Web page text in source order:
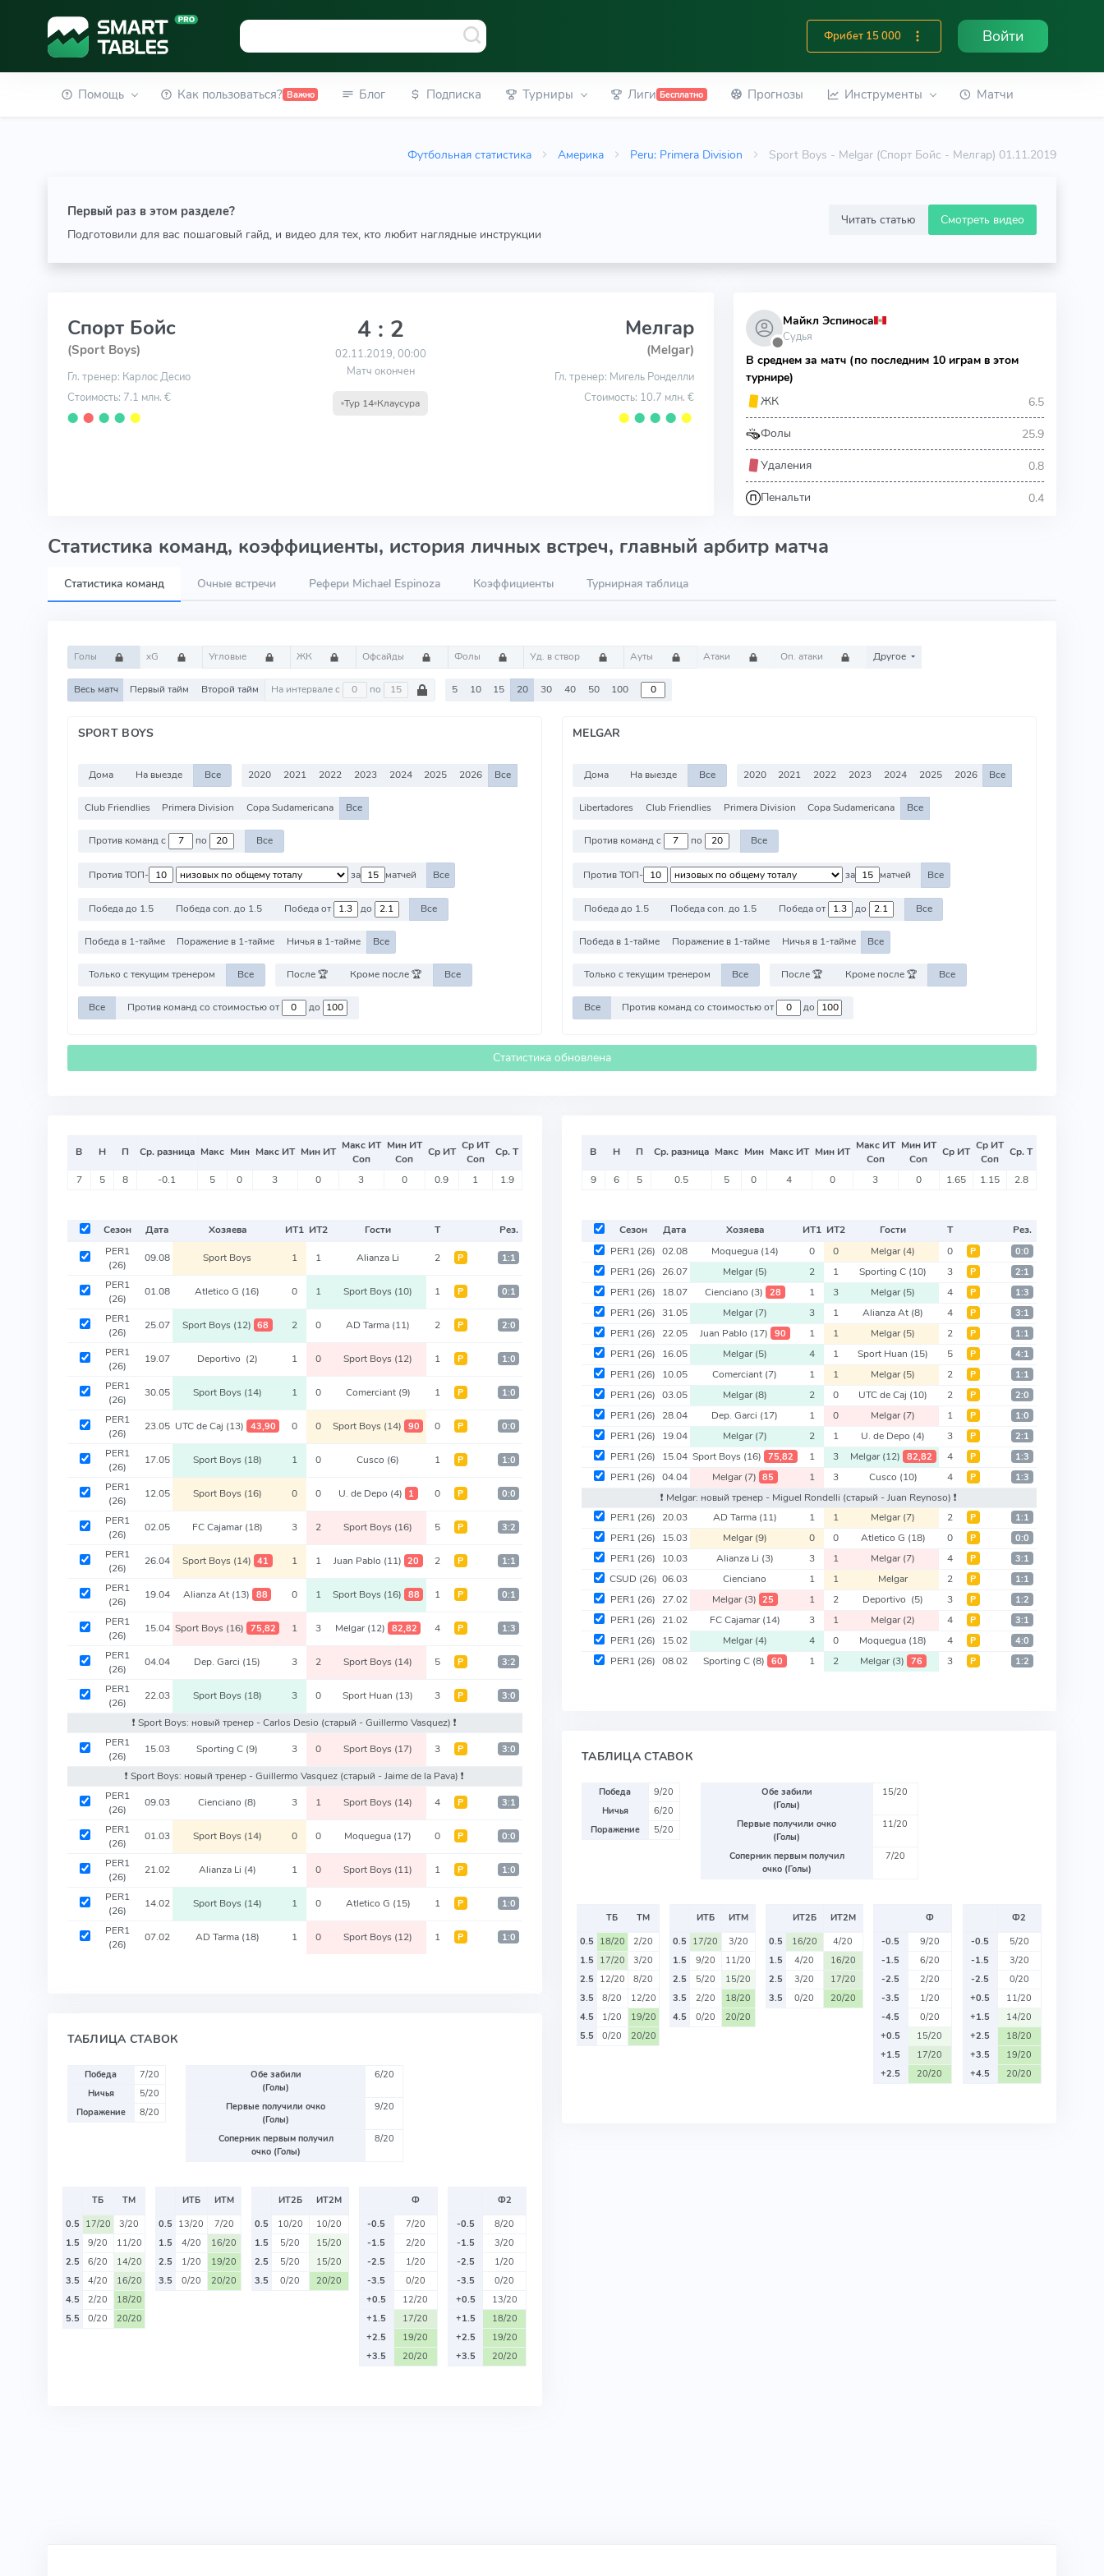
Фрибет 15 000 Войти
Помощь Как пользоваться? Важно Блог Подписка Турниры Лиги Бесплатно Прогнозы Инструменты Матчи
Футбольная статистика Америка Peru: Primera Division Sport Boys - Melgar (Спорт Бойс - Мелгар) 01.11.2019
Первый раз в этом разделе?
Подготовили для вас пошаговый гайд, и видео для тех, кто любит наглядные инструкции
Читать статью Смотреть видео
Спорт Бойс
(Sport Boys)
Гл. тренер: Карлос Десио
Стоимость: 7.1 млн. €
⬤ ⬤ ⬤ ⬤ ⬤
4 : 2
02.11.2019, 00:00
Матч окончен
Тур 14 Клаусура
Мелгар
(Melgar)
Гл. тренер: Мигель Ронделли
Стоимость: 10.7 млн. €
⬤ ⬤ ⬤ ⬤ ⬤
⬤
Майкл Эспиноса
Судья
В среднем за матч (по последним 10 играм в этом
турнире)
ЖК
6.5
Фолы 25.9
Удаления 0.8
Пенальти 0.4
Статистика команд, коэффициенты, история личных встреч, главный арбитр матча
Статистика команд Очные встречи Рефери Michael Espinoza Коэффициенты Турнирная таблица
Голы xG Угловые ЖК Офсайды Фолы Уд. в створ Ауты Атаки Оп. атаки Другое
Весь матч Первый тайм Второй тайм На интервале с по 5 10 15 20 30 40 50 100
SPORT BOYS
Дома На выезде Все 2020 2021 2022 2023 2024 2025 2026 Все
Club Friendlies Primera Division Copa Sudamericana Все
Против команд с по Все
Против ТОП- за матчей Все
Победа до 1.5 Победа соп. до 1.5 Победа от до Все
Победа в 1-тайме Поражение в 1-тайме Ничья в 1-тайме Все
Только с текущим тренером Все После 🏆 Кроме после 🏆 Все
Все Против команд со стоимостью от до
MELGAR
Дома На выезде Все 2020 2021 2022 2023 2024 2025 2026 Все
Libertadores Club Friendlies Primera Division Copa Sudamericana Все
Против команд с по Все
Против ТОП- за матчей Все
Победа до 1.5 Победа соп. до 1.5 Победа от до Все
Победа в 1-тайме Поражение в 1-тайме Ничья в 1-тайме Все
Только с текущим тренером Все После 🏆 Кроме после 🏆 Все
Все Против команд со стоимостью от до
Статистика обновлена
В Н П Ср. разница Макс Мин Макс ИТ Мин ИТ Макс ИТ
Соп
Мин ИТ
Соп
Ср ИТ Ср ИТ
Соп
Ср. Т
7 5 8 -0.1 5 0 3 0 3 0 0.9 1 1.9
Сезон Дата Хозяева ИТ1 ИТ2 Гости Т
Рез.
PER1
(26)
09.08 Sport Boys 1 1 Alianza Li 2 Р 1:1
PER1
(26)
01.08 Atletico G (16) 0 1 Sport Boys (10) 1 Р 0:1
PER1
(26)
25.07 Sport Boys (12) 68 2 0 AD Tarma (11) 2 Р 2:0
PER1
(26)
19.07 Deportivo (2) 1 0 Sport Boys (12) 1 Р 1:0
PER1
(26)
30.05 Sport Boys (14) 1 0 Comerciant (9) 1 Р 1:0
PER1
(26)
23.05 UTC de Caj (13) 43,90 0 0 Sport Boys (14) 90 0 Р 0:0
PER1
(26)
17.05 Sport Boys (18) 1 0 Cusco (6) 1 Р 1:0
PER1
(26)
12.05 Sport Boys (16) 0 0 U. de Depo (4) 1 0 Р 0:0
PER1
(26)
02.05 FC Cajamar(18) 3 2 Sport Boys (16) 5 Р 3:2
PER1
(26)
26.04 Sport Boys (14) 41 1 1 Juan Pablo (11) 20 2 Р 1:1
PER1
(26)
19.04 Alianza At (13) 88 0 1 Sport Boys (16) 88 1 Р 0:1
PER1
(26)
15.04 Sport Boys (16) 75,82 1 3 Melgar(12) 82,82 4 Р 1:3
PER1
(26)
04.04 Dep. Garci (15) 3 2 Sport Boys (14) 5 Р 3:2
PER1
(26)
22.03 Sport Boys (18) 3 0 Sport Huan (13) 3 Р 3:0
❗️ Sport Boys: новый тренер - Carlos Desio (старый - Guillermo Vasquez) ❗️
PER1
(26)
15.03 Sporting C (9) 3 0 Sport Boys (17) 3 Р 3:0
❗️ Sport Boys: новый тренер - Guillermo Vasquez (старый - Jaime de la Pava) ❗️
PER1
(26)
09.03 Cienciano (8) 3 1 Sport Boys (14) 4 Р 3:1
PER1
(26)
01.03 Sport Boys (14) 0 0 Moquegua (17) 0 Р 0:0
PER1
(26)
21.02 Alianza Li (4) 1 0 Sport Boys (11) 1 Р 1:0
PER1
(26)
14.02 Sport Boys (14) 1 0 Atletico G (15) 1 Р 1:0
PER1
(26)
07.02 AD Tarma (18) 1 0 Sport Boys (12) 1 Р 1:0
ТАБЛИЦА СТАВОК
Победа
7/20
Ничья
5/20
Поражение
8/20
Обе забили
(Голы)
6/20
Первые получили очко
(Голы)
9/20
Соперник первым получил
очко (Голы)
8/20
ТБ
ТМ
0.5 17/20
3/20
1.5
9/20
11/20
2.5
6/20
14/20
3.5
4/20
16/20
4.5
2/20
18/20
5.5
0/20 20/20
ИТБ
ИТМ
0.5 13/20
7/20
1.5
4/20
16/20
2.5
1/20
19/20
3.5
0/20 20/20
ИТ2Б
ИТ2М
0.5
10/20
10/20
1.5
5/20
15/20
2.5
5/20
15/20
3.5
0/20 20/20
Ф
-0.5
7/20
-1.5
2/20
-2.5
1/20
-3.5
0/20
+0.5
12/20
+1.5
17/20
+2.5
19/20
+3.5
20/20
Ф2
-0.5
8/20
-1.5
3/20
-2.5
1/20
-3.5
0/20
+0.5
13/20
+1.5
18/20
+2.5
19/20
+3.5
20/20
В Н П Ср. разница Макс Мин Макс ИТ Мин ИТ Макс ИТ
Соп
Мин ИТ
Соп
Ср ИТ Ср ИТ
Соп
Ср. Т
9 6 5 0.5 5 0 4 0 3 0 1.65 1.15 2.8
Сезон Дата Хозяева ИТ1 ИТ2 Гости Т
Рез.
PER1 (26) 02.08 Moquegua (14) 0 0 Melgar(4) 0 Р 0:0
PER1 (26) 26.07 Melgar(5) 2 1 Sporting C (10) 3 Р 2:1
PER1 (26) 18.07 Cienciano (3) 28 1 3 Melgar(5) 4 Р 1:3
PER1 (26) 31.05 Melgar(7) 3 1 Alianza At (8) 4 Р 3:1
PER1 (26) 22.05 Juan Pablo (17) 90 1 1 Melgar(5) 2 Р 1:1
PER1 (26) 16.05 Melgar(5) 4 1 Sport Huan (15) 5 Р 4:1
PER1 (26) 10.05 Comerciant (7) 1 1 Melgar(5) 2 Р 1:1
PER1 (26) 03.05 Melgar(8) 2 0 UTC de Caj (10) 2 Р 2:0
PER1 (26) 28.04 Dep. Garci (17) 1 0 Melgar(7) 1 Р 1:0
PER1 (26) 19.04 Melgar(7) 2 1 U. de Depo (4) 3 Р 2:1
PER1 (26) 15.04 Sport Boys (16) 75,82 1 3 Melgar(12) 82,82 4 Р 1:3
PER1 (26) 04.04 Melgar(7) 85 1 3 Cusco (10) 4 Р 1:3
❗️ Melgar: новый тренер - Miguel Rondelli (старый - Juan Reynoso) ❗️
PER1 (26) 20.03 AD Tarma (11) 1 1 Melgar(7) 2 Р 1:1
PER1 (26) 15.03 Melgar(9) 0 0 Atletico G (18) 0 Р 0:0
PER1 (26) 10.03 Alianza Li (3) 3 1 Melgar(7) 4 Р 3:1
CSUD (26) 06.03 Cienciano 1 1 Melgar 2 Р 1:1
PER1 (26) 27.02 Melgar(3) 25 1 2 Deportivo (5) 3 Р 1:2
PER1 (26) 21.02 FC Cajamar(14) 3 1 Melgar(2) 4 Р 3:1
PER1 (26) 15.02 Melgar(4) 4 0 Moquegua (18) 4 Р 4:0
PER1 (26) 08.02 Sporting C (8) 60 1 2 Melgar(3) 76 3 Р 1:2
ТАБЛИЦА СТАВОК
Победа
9/20
Ничья
6/20
Поражение
5/20
Обе забили
(Голы)
15/20
Первые получили очко
(Голы)
11/20
Соперник первым получил
очко (Голы)
7/20
ТБ
ТМ
0.5 18/20
2/20
1.5 17/20
3/20
2.5 12/20
8/20
3.5
8/20
12/20
4.5
1/20
19/20
5.5
0/20 20/20
ИТБ
ИТМ
0.5 17/20
3/20
1.5
9/20
11/20
2.5
5/20
15/20
3.5
2/20
18/20
4.5
0/20 20/20
ИТ2Б
ИТ2М
0.5
16/20
4/20
1.5
4/20
16/20
2.5
3/20
17/20
3.5
0/20 20/20
Ф
-0.5
9/20
-1.5
6/20
-2.5
2/20
-3.5
1/20
-4.5
0/20
+0.5
15/20
+1.5
17/20
+2.5
20/20
Ф2
-0.5
5/20
-1.5
3/20
-2.5
0/20
+0.5
11/20
+1.5
14/20
+2.5
18/20
+3.5
19/20
+4.5
20/20